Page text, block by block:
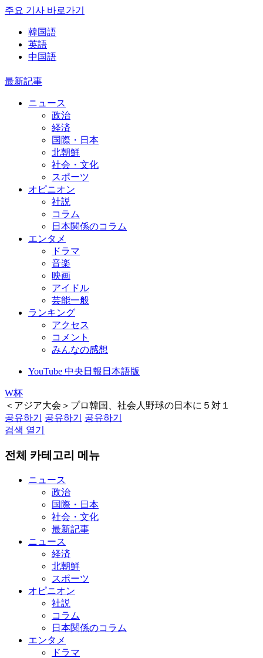
주요 기사 바로가기
韓国語
英語
中国語
最新記事
ニュース
政治
経済
国際・日本
北朝鮮
社会・文化
スポーツ
オピニオン
社説
コラム
日本関係のコラム
エンタメ
ドラマ
音楽
映画
アイドル
芸能一般
ランキング
アクセス
コメント
みんなの感想
YouTube 中央日報日本語版
W杯
＜アジア大会＞プロ韓国、社会人野球の日本に５対１
공유하기
공유하기
공유하기
검색 열기
전체 카테고리 메뉴
ニュース
政治
国際・日本
社会・文化
最新記事
ニュース
経済
北朝鮮
スポーツ
オピニオン
社説
コラム
日本関係のコラム
エンタメ
ドラマ